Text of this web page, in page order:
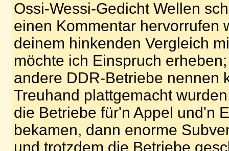
Ossi-Wessi-Gedicht Wellen
einen Kommentar hervorrufen
deinem hinkenden Vergleich
möchte ich Einspruch
andere DDR-Betriebe nennen
Treuhand plattgemacht
die Betriebe für'n Appel und'n
bekamen, dann enorme
und trotzdem die Betriebe